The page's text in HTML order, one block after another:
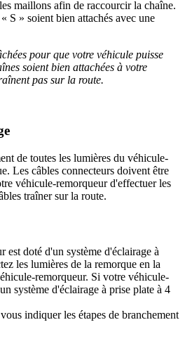
maillons afin de raccourcir la chaîne.
S » soient bien attachés avec une
pour que votre véhicule puisse
soient bien attachées à votre
pas sur la route.
de toutes les lumières du véhicule-
Les câbles connecteurs doivent être
véhicule-remorqueur d'effectuer les
traîner sur la route.
est doté d'un système d'éclairage à
les lumières de la remorque en la
remorqueur. Si votre véhicule-
système d'éclairage à prise plate à 4
indiquer les étapes de branchement